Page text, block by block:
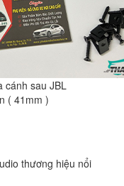
cánh sau JBL
( 41mm )
thương hiệu nổi